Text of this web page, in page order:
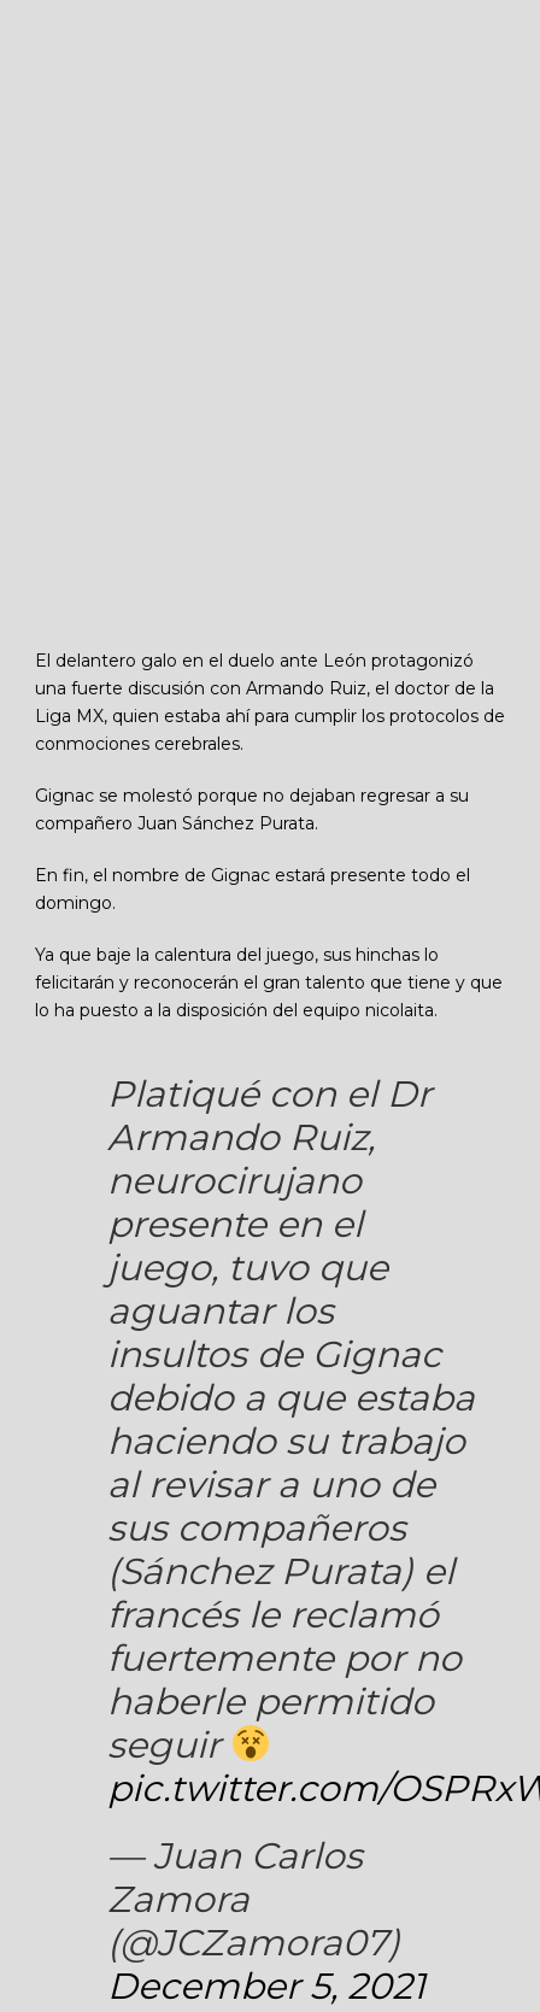
El delantero galo en el duelo ante León protagonizó
una fuerte discusión con Armando Ruiz, el doctor de la
Liga MX, quien estaba ahí para cumplir los protocolos de
conmociones cerebrales.
Gignac se molestó porque no dejaban regresar a su
compañero Juan Sánchez Purata.
En fin, el nombre de Gignac estará presente todo el
domingo.
Ya que baje la calentura del juego, sus hinchas lo
felicitarán y reconocerán el gran talento que tiene y que
lo ha puesto a la disposición del equipo nicolaita.
Platiqué con el Dr
Armando Ruiz,
neurocirujano
presente en el
juego, tuvo que
aguantar los
insultos de Gignac
debido a que estaba
haciendo su trabajo
al revisar a uno de
sus compañeros
(Sánchez Purata) el
francés le reclamó
fuertemente por no
haberle permitido
seguir
pic.twitter.com/
— Juan Carlos
Zamora
(@JCZamora07)
December 5, 2021